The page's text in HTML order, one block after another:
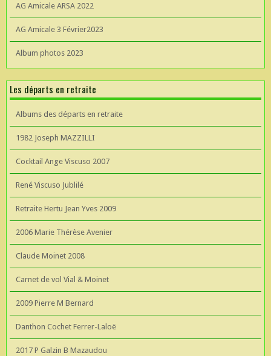
AG Amicale ARSA 2022
AG Amicale 3 Février2023
Album photos 2023
Les départs en retraite
Albums des départs en retraite
1982 Joseph MAZZILLI
Cocktail Ange Viscuso 2007
René Viscuso Jublilé
Retraite Hertu Jean Yves 2009
2006 Marie Thérèse Avenier
Claude Moinet 2008
Carnet de vol Vial & Moinet
2009 Pierre M Bernard
Danthon Cochet Ferrer-Laloë
2017 P Galzin B Mazaudou